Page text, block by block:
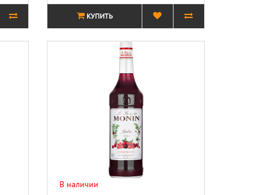
КУПИТЬ
В наличии